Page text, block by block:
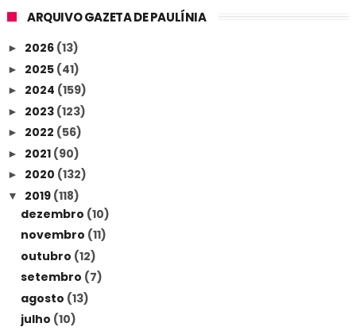
ARQUIVO GAZETA DE PAULÍNIA
► 2026 (13)
► 2025 (41)
► 2024 (159)
► 2023 (123)
► 2022 (56)
► 2021 (90)
► 2020 (132)
▼ 2019 (118)
dezembro (10)
novembro (11)
outubro (12)
setembro (7)
agosto (13)
julho (10)